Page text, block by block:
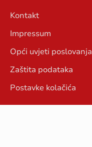
Kontakt
Impressum
Opći uvjeti poslovanja
Zaštita podataka
Postavke kolačića